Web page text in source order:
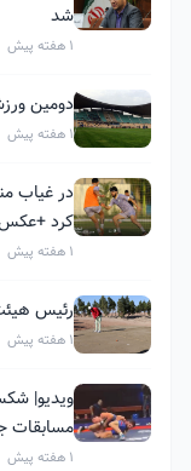
شد
1 هفته پیش
دومین
1 هفته پیش
در غیاب
کرد
1 هفته پیش
رئیس
1 هفته پیش
ویدیو|
مسابقات
1 هفته پیش